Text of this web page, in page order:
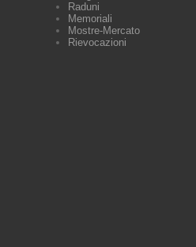
Raduni
Memoriali
Mostre-Mercato
Rievocazioni